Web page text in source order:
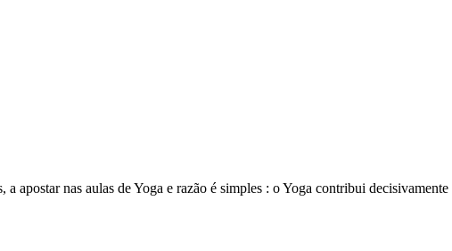
apostar nas aulas de Yoga e razão é simples : o Yoga contribui